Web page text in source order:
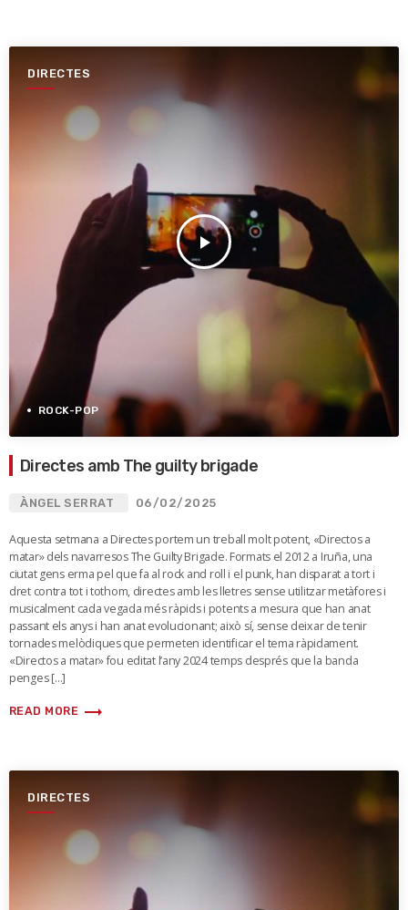
DIRECTES
play_arrow
ROCK-POP
Directes amb The guilty brigade
ÀNGEL SERRAT 06/02/2025
Aquesta setmana a Directes portem un treball molt potent, «Directos a
matar» dels navarresos The Guilty Brigade. Formats el 2012 a Iruña, una
ciutat gens erma pel que fa al rock and roll i el punk, han disparat a tort i
dret contra tot i tothom, directes amb les lletres sense utilitzar metàfores i
musicalment cada vegada més ràpids i potents a mesura que han anat
passant els anys i han anat evolucionant; això sí, sense deixar de tenir
tornades melòdiques que permeten identificar el tema ràpidament.
«Directos a matar» fou editat l’any 2024 temps després que la banda
penges […]
READ MORE trending_flat
DIRECTES